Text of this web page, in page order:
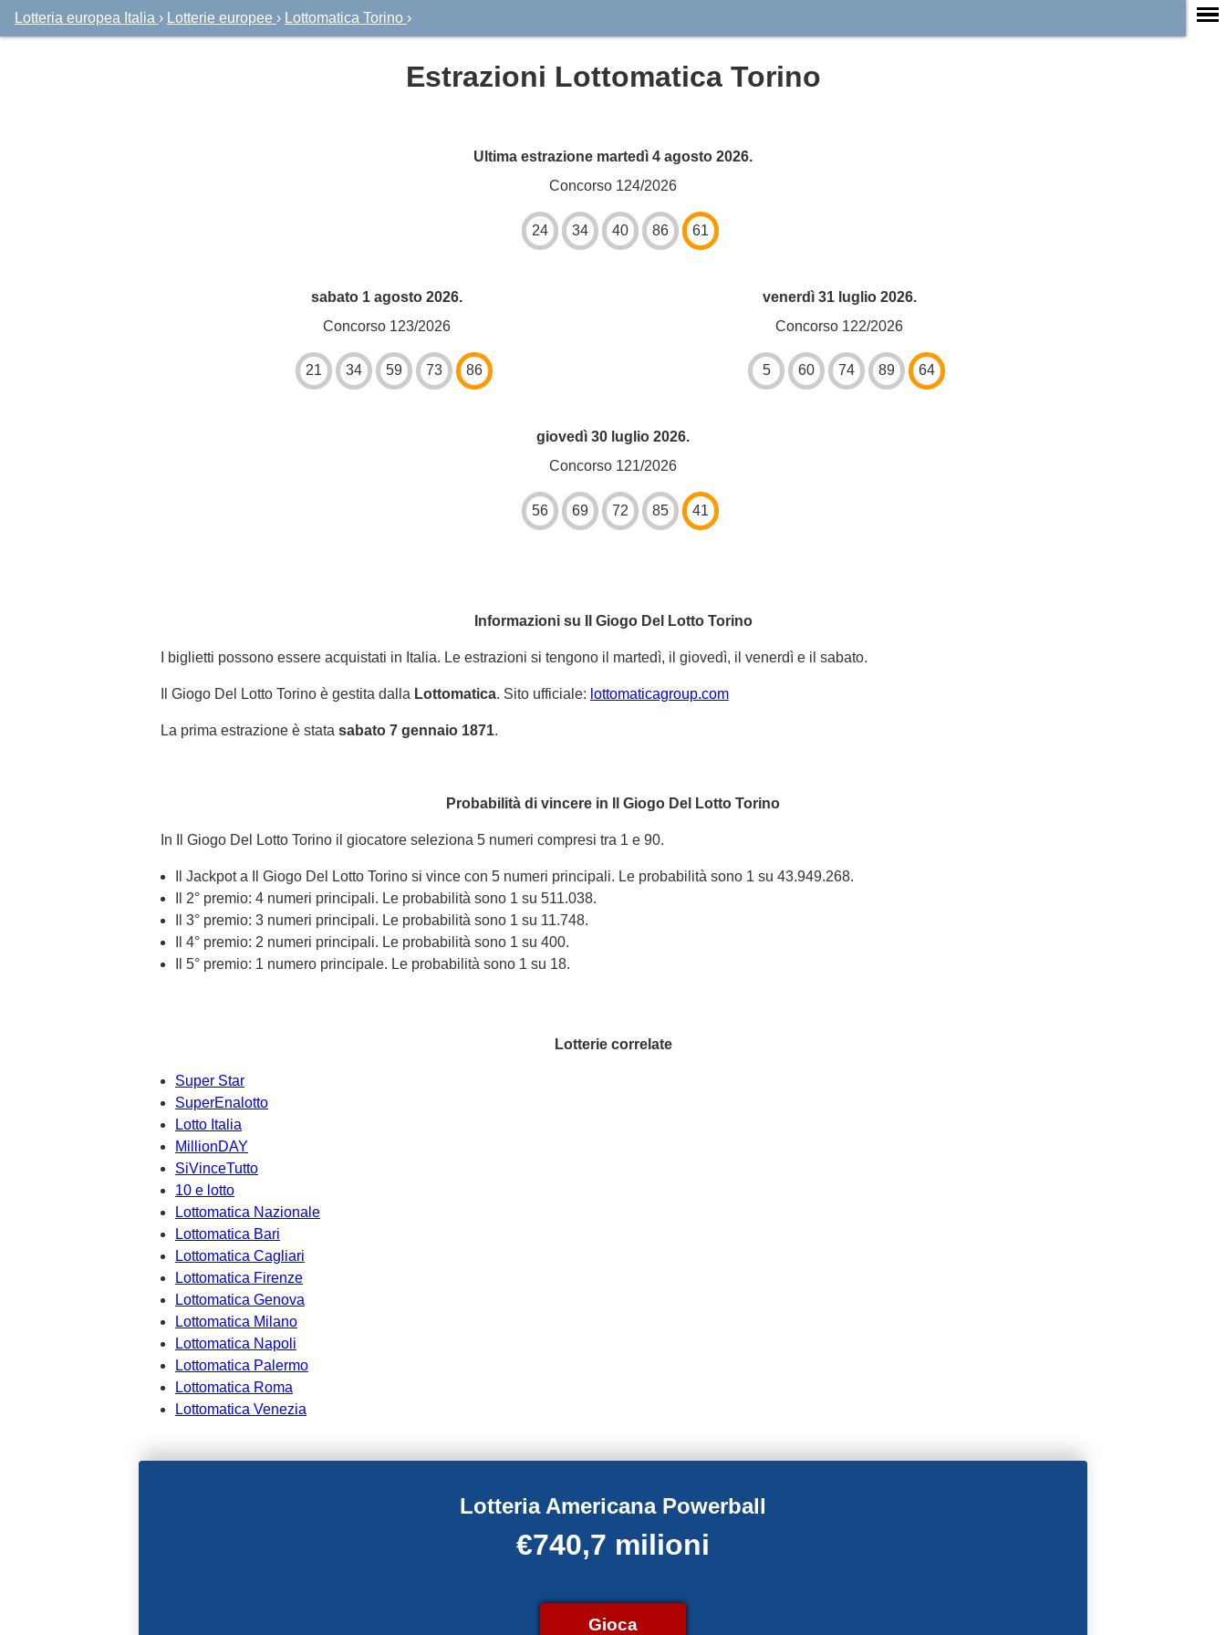
Lotteria europea Italia › Lotterie europee › Lottomatica Torino ›
Estrazioni Lottomatica Torino
Ultima estrazione martedì 4 agosto 2026.
Concorso 124/2026
24 34 40 86 61
sabato 1 agosto 2026.
Concorso 123/2026
21 34 59 73 86
venerdì 31 luglio 2026.
Concorso 122/2026
5 60 74 89 64
giovedì 30 luglio 2026.
Concorso 121/2026
56 69 72 85 41
Informazioni su Il Giogo Del Lotto Torino
I biglietti possono essere acquistati in Italia. Le estrazioni si tengono il martedì, il giovedì, il venerdì e il sabato.
Il Giogo Del Lotto Torino è gestita dalla Lottomatica. Sito ufficiale: lottomaticagroup.com
La prima estrazione è stata sabato 7 gennaio 1871.
Probabilità di vincere in Il Giogo Del Lotto Torino
In Il Giogo Del Lotto Torino il giocatore seleziona 5 numeri compresi tra 1 e 90.
Il Jackpot a Il Giogo Del Lotto Torino si vince con 5 numeri principali. Le probabilità sono 1 su 43.949.268.
Il 2° premio: 4 numeri principali. Le probabilità sono 1 su 511.038.
Il 3° premio: 3 numeri principali. Le probabilità sono 1 su 11.748.
Il 4° premio: 2 numeri principali. Le probabilità sono 1 su 400.
Il 5° premio: 1 numero principale. Le probabilità sono 1 su 18.
Lotterie correlate
Super Star
SuperEnalotto
Lotto Italia
MillionDAY
SiVinceTutto
10 e lotto
Lottomatica Nazionale
Lottomatica Bari
Lottomatica Cagliari
Lottomatica Firenze
Lottomatica Genova
Lottomatica Milano
Lottomatica Napoli
Lottomatica Palermo
Lottomatica Roma
Lottomatica Venezia
Lotteria Americana Powerball
€740,7 milioni
Gioca